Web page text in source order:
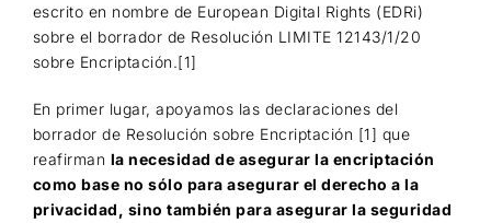
escrito en nombre de European Digital Rights (EDRi)
sobre el borrador de Resolución LIMITE 12143/1/20
sobre Encriptación.[1]
En primer lugar, apoyamos las declaraciones del
borrador de Resolución sobre Encriptación [1] que
reafirman la necesidad de asegurar la encriptación
como base no sólo para asegurar el derecho a la
privacidad, sino también para asegurar la seguridad